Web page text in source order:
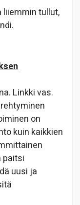
liiemmin tullut,
Linkki vas.
on
kuin kaikkien
paitsi
uusi ja